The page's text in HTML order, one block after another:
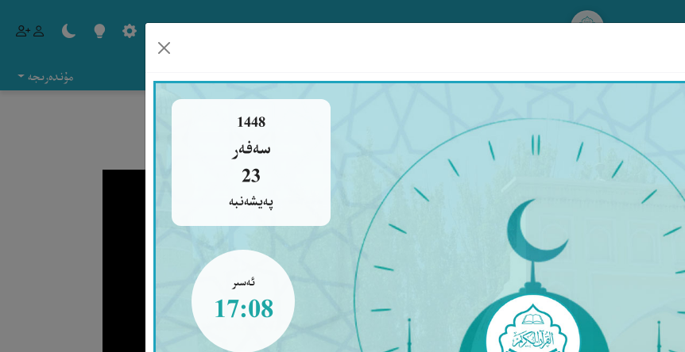
1448
سەفەر
23
پەيشەنبە
ئەسىر
17:08
مۇندەرىجە
قۇرئان ساۋادىنى چىقىرىش ۋە تەجۋىد ئۆگىنىش دەرسلىكى-4